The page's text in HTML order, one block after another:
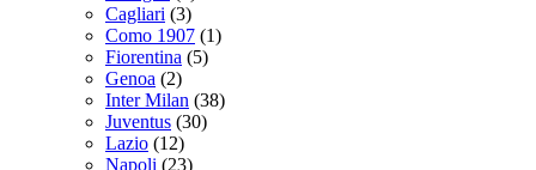
Cagliari (3)
Como 1907 (1)
Fiorentina (5)
Genoa (2)
Inter Milan (38)
Juventus (30)
Lazio (12)
Napoli (23)